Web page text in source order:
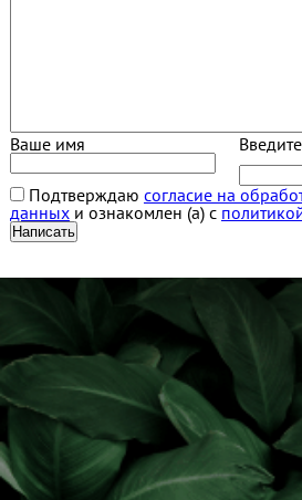
Ваше имя
Подтверждаю согласие на
данныхи ознакомлен (а) с